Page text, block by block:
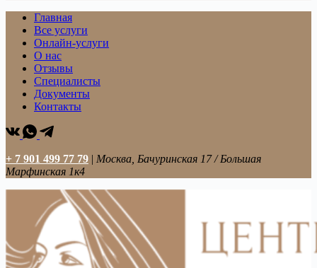
Главная
Все услуги
Онлайн-услуги
О нас
Отзывы
Специалисты
Документы
Контакты
+ 7 901 499 77 79 | Москва, Бачуринская 17 / Большая
Марфинская 1к4